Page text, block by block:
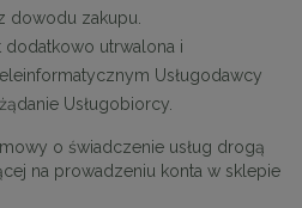
dowodu zakupu.
dodatkowo utrwalona i
Usługodawcy
Usługobiorcy.
o świadczenie usług drogą
na prowadzeniu konta w sklepie